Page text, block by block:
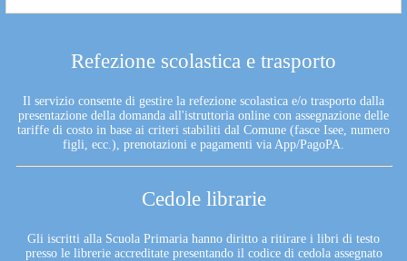
Refezione scolastica e trasporto
Il servizio consente di gestire la refezione scolastica e/o trasporto dalla
presentazione della domanda all'istruttoria online con assegnazione delle
tariffe di costo in base ai criteri stabiliti dal Comune (fasce Isee, numero
figli, ecc.), prenotazioni e pagamenti via App/PagoPA.
Cedole librarie
Gli iscritti alla Scuola Primaria hanno diritto a ritirare i libri di testo
presso le librerie accreditate presentando il codice di cedola assegnato